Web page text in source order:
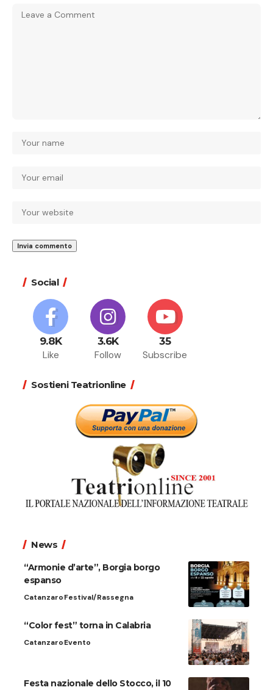
Social
9.8K
Like
3.6K
Follow
35
Subscribe
Sostieni Teatrionline
News
“Armonie d’arte”, Borgia borgo
espanso
CatanzaroFestival/Rassegna
“Color fest” torna in Calabria
CatanzaroEvento
Festa nazionale dello Stocco, il 10